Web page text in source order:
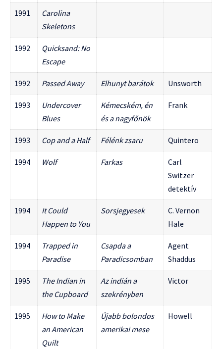
1991
Carolina
Skeletons
1992
Quicksand: No
Escape
1992 Passed Away Elhunyt barátok Unsworth
1993
Undercover
Blues
Kémecském, én
és a nagyfőnök
Frank
1993 Cop and a Half Félénk zsaru Quintero
1994 Wolf Farkas
Carl
Switzer
detektív
1994
It Could
Happen to You
Sorsjegyesek
C. Vernon
Hale
1994
Trapped in
Paradise
Csapda a
Paradicsomban
Agent
Shaddus
1995
The Indian in
the Cupboard
Az indián a
szekrényben
Victor
1995
How to Make
an American
Quilt
Újabb bolondos
amerikai mese
Howell